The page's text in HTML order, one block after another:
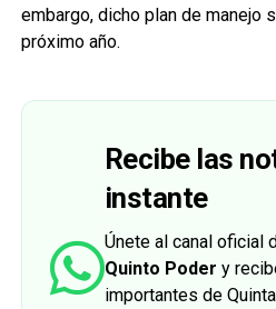
embargo, dicho plan de manejo
próximo año.
Recibe las
instante
Únete al canal oficial
Quinto Poder y
importantes de